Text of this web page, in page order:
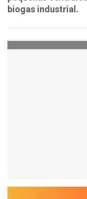
biogas industrial.